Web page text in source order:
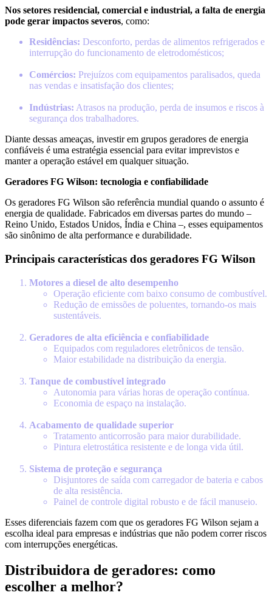
Nos setores residencial, comercial e industrial, a falta de energia
pode gerar impactos severos, como:
Residências: Desconforto, perdas de alimentos refrigerados e
interrupção do funcionamento de eletrodomésticos;
Comércios: Prejuízos com equipamentos paralisados, queda
nas vendas e insatisfação dos clientes;
Indústrias: Atrasos na produção, perda de insumos e riscos à
segurança dos trabalhadores.
Diante dessas ameaças, investir em grupos geradores de energia
confiáveis é uma estratégia essencial para evitar imprevistos e
manter a operação estável em qualquer situação.
Geradores FG Wilson: tecnologia e confiabilidade
Os geradores FG Wilson são referência mundial quando o assunto é
energia de qualidade. Fabricados em diversas partes do mundo –
Reino Unido, Estados Unidos, Índia e China –, esses equipamentos
são sinônimo de alta performance e durabilidade.
Principais características dos geradores FG Wilson
Motores a diesel de alto desempenho
Operação eficiente com baixo consumo de combustível.
Redução de emissões de poluentes, tornando-os mais
sustentáveis.
Geradores de alta eficiência e confiabilidade
Equipados com reguladores eletrônicos de tensão.
Maior estabilidade na distribuição da energia.
Tanque de combustível integrado
Autonomia para várias horas de operação contínua.
Economia de espaço na instalação.
Acabamento de qualidade superior
Tratamento anticorrosão para maior durabilidade.
Pintura eletrostática resistente e de longa vida útil.
Sistema de proteção e segurança
Disjuntores de saída com carregador de bateria e cabos
de alta resistência.
Painel de controle digital robusto e de fácil manuseio.
Esses diferenciais fazem com que os geradores FG Wilson sejam a
escolha ideal para empresas e indústrias que não podem correr riscos
com interrupções energéticas.
Distribuidora de geradores: como
escolher a melhor?